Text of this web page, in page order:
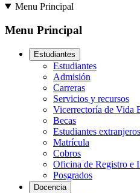
Menu Principal
Menu Principal
Estudiantes
Estudiantes
Admisión
Carreras
Servicios y recursos
Vicerrectoría de Vida
Becas
Estudiantes extranjeros
Matrícula
Cobros
Oficina de Registro e
Posgrados
Docencia